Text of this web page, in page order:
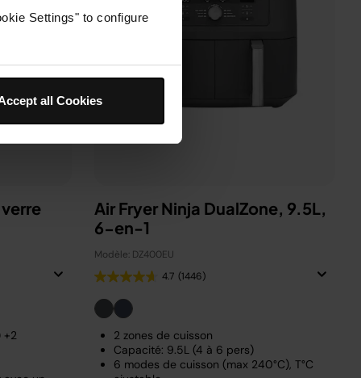
Settings" to configure
all Cookies
+2
Air Fryer Ninja DualZone, 9.5L,
6-en-1
Modèle: DZ400EU
4.7 (1446)
2 zones de cuisson
Capacité: 9.5L (4 à 6 pers)
6 modes de cuisson (max 240°C), T°C